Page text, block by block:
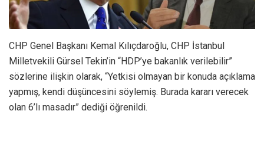
CHP Genel Başkanı Kemal Kılıçdaroğlu, CHP İstanbul
Milletvekili Gürsel Tekin’in “HDP’ye bakanlık verilebilir”
sözlerine ilişkin olarak, “Yetkisi olmayan bir konuda açıklama
yapmış, kendi düşüncesini söylemiş. Burada kararı verecek
olan 6’lı masadır” dediği öğrenildi.